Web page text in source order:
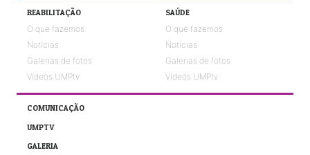
REABILITAÇÃO
O que fazemos
Notícias
Galerias de fotos
Vídeos UMPtv
SAÚDE
O que fazemos
Notícias
Galerias de fotos
Vídeos UMPtv
COMUNICAÇÃO
UMPTV
GALERIA